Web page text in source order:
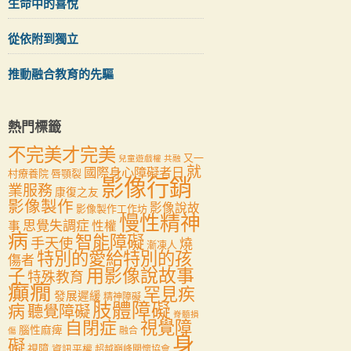
生命中的喜悅
從依附到獨立
推動融合教育的先驅
熱門標籤
不完美才完美 兒童遊戲權 共融 又一
村療養院 唇顎裂 國際身心障礙者日 就
業服務 康復之友 影像行銷
影像製作 影像製作工作坊 影像說故
事 思覺失調症性權 慢性精神
病 手天使智能障礙 漸凍人 燒
傷者 特別的愛給特別的孩
子特殊教育 用影像說故事
癲癇 發展遲緩 精神障礙 罕見疾
病聽覺障礙肢體障礙 脊髓損
傷 腦性麻痺 自閉症 融合 視覺障
礙
身